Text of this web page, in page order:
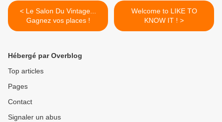
< Le Salon Du Vintage...
Gagnez vos places !
Welcome to LIKE TO
KNOW IT ! >
Hébergé par Overblog
Top articles
Pages
Contact
Signaler un abus